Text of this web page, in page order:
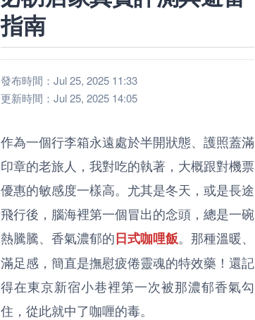
指南
發布時間：Jul 25, 2025 11:33
更新時間：Jul 25, 2025 14:05
作為一個行李箱永遠處於半開狀態、護照蓋滿
印章的老旅人，我對吃的執著，大概跟對機票
優惠的敏感度一樣高。尤其是冬天，或是長途
飛行後，腦海裡第一個冒出的念頭，總是一碗
熱騰騰、香氣濃郁的日式咖哩飯。那種溫暖、
滿足感，簡直是撫慰疲倦靈魂的特效藥！還記
得在東京新宿小巷裡第一次被那濃郁香氣勾
住，從此就中了咖喱的毒。